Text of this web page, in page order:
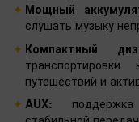
Мощный
слушать музыку
Компактный
путешествий и
AUX: